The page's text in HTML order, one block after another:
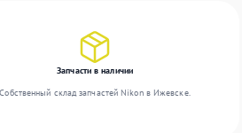
Запчасти в наличии
Собственный склад запчастей Nikon в Ижевске.